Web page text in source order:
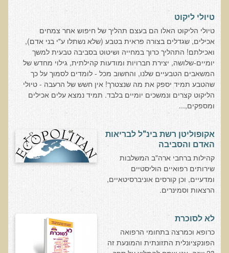
פאנל קרדיו-ווסקולרי - לבריאות מערכת כלי הדם והלב
בדיקת שיער לאיתור מחסור במינרלים
בדיקות גנטיות
בדיקות לאבחון מחסורים וסיכונים
בדיקת צואה לאיתור מוקדם של סרטן המעי הגס M2PK
בדיקת דם קליפורד לרגישויות לחומרים דנטאליים
בדיקות לקזיאו-מורפינים וגלוטיאו-מורפינים
שאלות ותשובות למעבדה
דפי מידע
רשימת תוצרת מרוססת
רשימת מאכלים המכילים חומצה אוקסלית
דף כספית
טיולי ליקוט
טיולי הליקוט האלו הם בעצם תהליך של חיפוש אחר צמחים
אכילים, שגדלים בצורה פראית בטבע (שלא נשתלו ע"י בני אדם),
ואכילתם! התהליך כרוך במחייה ושיטוט בסביבה טבעית למשך
יומיים-שלושה, יצירת חברויות ומודעות קהילתית, גילוי מחדש של
המשאבים הטבעיים שלנו, והחשוב מכל - לומדים לסמוך על כך
שהטבע תמיד יספק את מה שנצטרך! אין חשש של הרעבה - טיולי
הליקוט קצרים ונמשכים יומיים בלבד. תמיד נמצא עלים אכילים
ומספקים,...
אקופוליטן רשת בינ"ל לבריאות
האדם והסביבה
קהילות ברחבי ארה"ב המשלבות
שירותים רפואיים הוליסטיים
ומדעיים, וכן קורסים אוניברסיטאיים,
הרצאות וסמינרים.
לא לסוכרת
כרופא וכמרצה בתחומי הרפואה
הפונקציונלית התזונתית והמונעת זה